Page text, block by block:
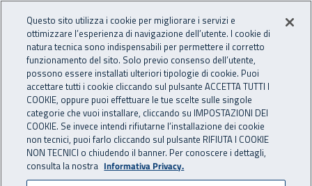
INAIL - Istituto Nazionale
Apri cerca
Navigazione principale
Navigazione - Ti trovi in:
Home Inail comunica News
21 settembre 2021
Questo sito utilizza i cookie per migliorare i servizi e
ottimizzare l’esperienza di navigazione dell’utente. I cookie di
natura tecnica sono indispensabili per permettere il corretto
funzionamento del sito. Solo previo consenso dell’utente,
possono essere installati ulteriori tipologie di cookie. Puoi
accettare tutti i cookie cliccando sul pulsante ACCETTA TUTTI I
COOKIE, oppure puoi effettuare le tue scelte sulle singole
categorie che vuoi installare, cliccando su IMPOSTAZIONI DEI
COOKIE. Se invece intendi rifiutarne l’installazione dei cookie
non tecnici, puoi farlo cliccando sul pulsante RIFIUTA I COOKIE
NON TECNICI o chiudendo il banner. Per conoscere i dettagli,
consulta la nostra Informativa Privacy.